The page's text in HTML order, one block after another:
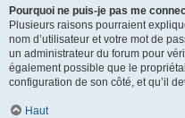
Pourquoi ne puis-je pas me
Plusieurs raisons pourraient
nom d’utilisateur et votre mot de
un administrateur du forum pour
également possible que le
configuration de son côté, et qu’il
Haut